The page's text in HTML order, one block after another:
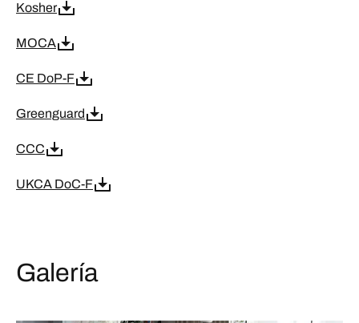
Kosher
MOCA
CE DoP-F
Greenguard
CCC
UKCA DoC-F
Galería